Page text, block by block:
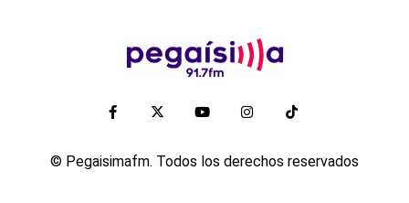
© Pegaisimafm. Todos los derechos reservados